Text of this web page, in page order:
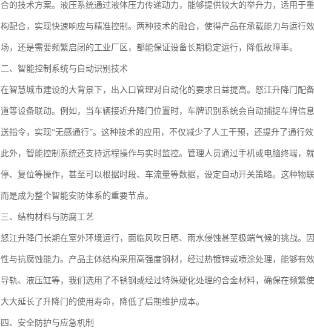
合的技术方案。液压系统通过液体压力传递动力，能够提供较大的举升力，适用于
构配合，实现快速响应与精准控制。两种技术的融合，使得产品在承载能力与运行
场，还是需要频繁启闭的工业厂区，都能保证设备长期稳定运行，降低故障率。
二、智能控制系统与自动识别技术
在智慧城市建设的大背景下，出入口管理对自动化的要求日益提高。怒江升降门配
道等设备联动。例如，当车辆接近升降门位置时，车牌识别系统会自动捕捉车牌信
送指令，实现“无感通行”。这种技术的应用，不仅减少了人工干预，还提升了通行
此外，智能控制系统还支持远程操作与实时监控。管理人员通过手机或电脑终端，
停、复位等操作，甚至可以根据时段、车流量等数据，设定自动开关策略。这种物
而是成为整个智能安防体系的重要节点。
三、结构材料与防腐工艺
怒江升降门长期在室外环境运行，面临风吹日晒、雨水侵蚀甚至极端气候的挑战。
性与抗腐蚀能力。产品主体结构采用高强度钢材，经过热镀锌或喷涂处理，能够有
导轨、液压缸等，我们选用了不锈钢或经过特殊硬化处理的合金材料，确保在频繁
大大延长了升降门的使用寿命，降低了后期维护成本。
四、安全防护与应急机制